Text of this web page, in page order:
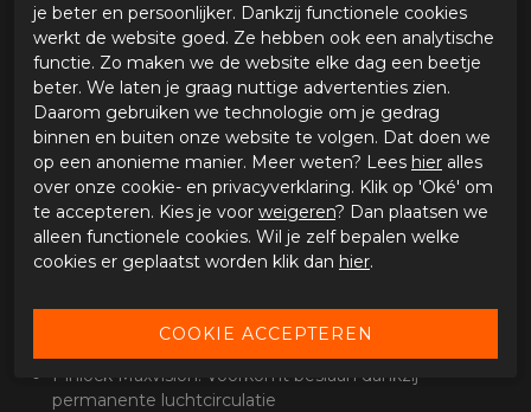
Eigenschappen:
Asferisch ontworpen klasse 1 vizier voor een helder zicht
Noodontgrendeling op de wangkussens voor
eenvoudig verwijderen bij een val
Optimaal ventilatiesysteem: verstelbare openingen aan
voor- en achterkant met winddeflector verminderen
luchtweerstand en maximaliseren luchtstroom
Airfit™: Opblaasbare wangkussens voor individuele
helm aanpassing
Ademdeflector voor verbeterde bescherming tegen
vizier beslaan
Krasbestendig en UV-bestendig vizier
Pinlock Maxvision: Voorkomt beslaan dankzij
permanente luchtcirculatie
je beter en persoonlijker. Dankzij functionele cookies
werkt de website goed. Ze hebben ook een analytische
functie. Zo maken we de website elke dag een beetje
beter. We laten je graag nuttige advertenties zien.
Daarom gebruiken we technologie om je gedrag
binnen en buiten onze website te volgen. Dat doen we
op een anonieme manier. Meer weten? Lees hier alles
over onze cookie- en privacyverklaring. Klik op 'Oké' om
te accepteren. Kies je voor weigeren? Dan plaatsen we
alleen functionele cookies. Wil je zelf bepalen welke
cookies er geplaatst worden klik dan hier.